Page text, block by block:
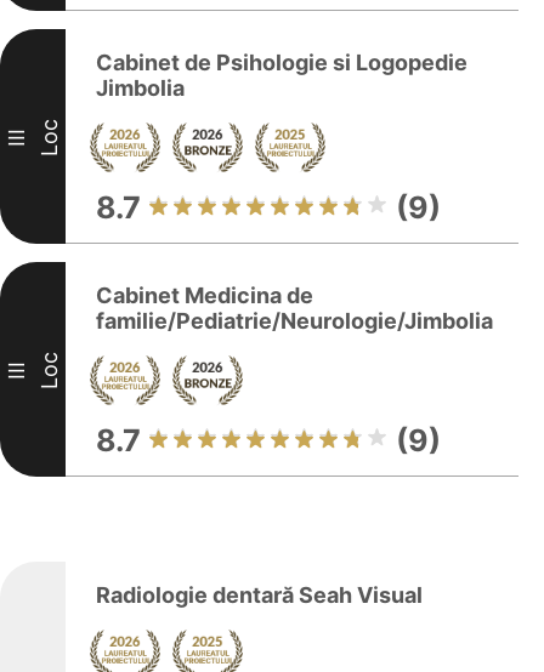
III Loc
Cabinet de Psihologie si Logopedie
Jimbolia
8.7 (9)
III Loc
Cabinet Medicina de
familie/Pediatrie/Neurologie/Jimbolia
8.7 (9)
Radiologie dentară Seah Visual